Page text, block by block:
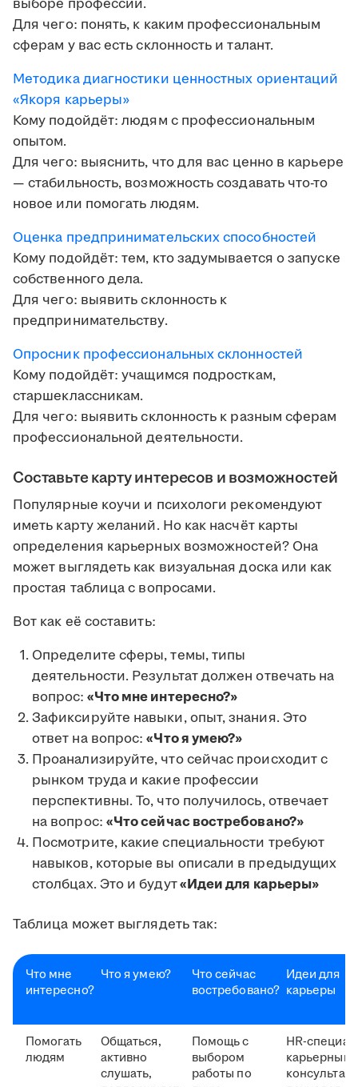
выборе профессии.
Для чего: понять, к каким профессиональным
сферам у вас есть склонность и талант.
Методика диагностики ценностных ориентаций
«Якоря карьеры»
Кому подойдёт: людям с профессиональным
опытом.
Для чего: выяснить, что для вас ценно в карьере
— стабильность, возможность создавать что-то
новое или помогать людям.
Оценка предпринимательских способностей
Кому подойдёт: тем, кто задумывается о запуске
собственного дела.
Для чего: выявить склонность к
предпринимательству.
Опросник профессиональных склонностей
Кому подойдёт: учащимся подросткам,
старшеклассникам.
Для чего: выявить склонность к разным сферам
профессиональной деятельности.
Составьте карту интересов и возможностей
Популярные коучи и психологи рекомендуют
иметь карту желаний. Но как насчёт карты
определения карьерных возможностей? Она
может выглядеть как визуальная доска или как
простая таблица с вопросами.
Вот как её составить:
Определите сферы, темы, типы
деятельности. Результат должен отвечать на
вопрос: «Что мне интересно?»
Зафиксируйте навыки, опыт, знания. Это
ответ на вопрос:«Что я умею?»
Проанализируйте, что сейчас происходит с
рынком труда и какие профессии
перспективны. То, что получилось, отвечает
на вопрос: «Что сейчас востребовано?»
Посмотрите, какие специальности требуют
навыков, которые вы описали в предыдущих
столбцах. Это и будут«Идеи для карьеры»
Таблица может выглядеть так:
Что мне
интересно?
Что я умею?
Что сейчас
востребовано?
Идеи для
карьеры
Помогать
людям
Общаться,
активно
слушать,
Помощь с
выбором
работы по
HR-
карьерный